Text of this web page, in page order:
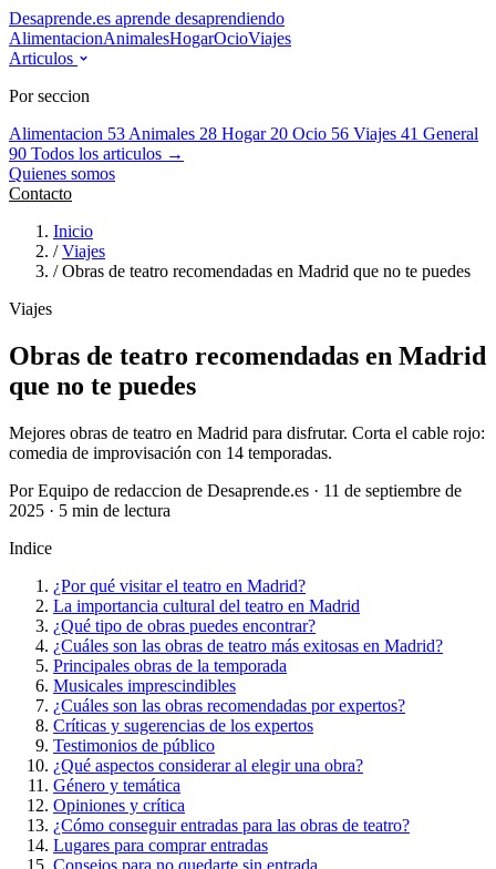
Desaprende.es aprende desaprendiendo
AlimentacionAnimalesHogarOcioViajes
Articulos
Por seccion
Alimentacion 53 Animales 28 Hogar 20 Ocio 56 Viajes 41 General
90 Todos los articulos →
Quienes somos
Contacto
Inicio
/ Viajes
/ Obras de teatro recomendadas en Madrid que no te puedes
Viajes
Obras de teatro recomendadas en Madrid
que no te puedes
Mejores obras de teatro en Madrid para disfrutar. Corta el cable rojo:
comedia de improvisación con 14 temporadas.
Por Equipo de redaccion de Desaprende.es · 11 de septiembre de
2025 · 5 min de lectura
Indice
¿Por qué visitar el teatro en Madrid?
La importancia cultural del teatro en Madrid
¿Qué tipo de obras puedes encontrar?
¿Cuáles son las obras de teatro más exitosas en Madrid?
Principales obras de la temporada
Musicales imprescindibles
¿Cuáles son las obras recomendadas por expertos?
Críticas y sugerencias de los expertos
Testimonios de público
¿Qué aspectos considerar al elegir una obra?
Género y temática
Opiniones y crítica
¿Cómo conseguir entradas para las obras de teatro?
Lugares para comprar entradas
Consejos para no quedarte sin entrada